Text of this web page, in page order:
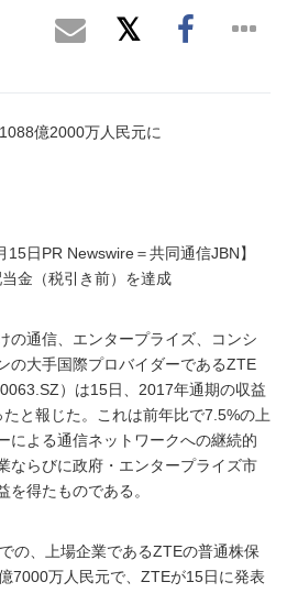
億2000万人民元に
15日PR Newswire＝共同通信JBN】
金（税引き前）を達成
の通信、エンタープライズ、コンシ
の大手国際プロバイダーであるZTE
）は15日、2017年通期の収益
と報じた。これは前年比で7.5%の上
による通信ネットワークへの継続的
ならびに政府・エンタープライズ市
を得たものである。
の、上場企業であるZTEの普通株保
7000万人民元で、ZTEが15日に発表